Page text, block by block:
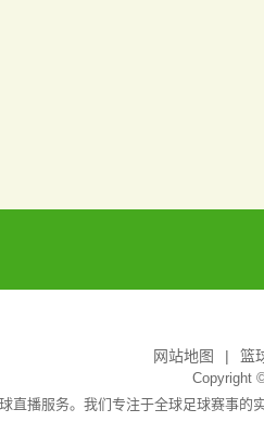
网站地图 篮
Copyright
直播服务。我们专注于全球足球赛事